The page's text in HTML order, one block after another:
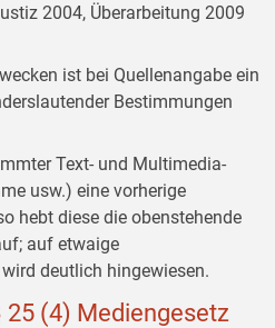
2004, Überarbeitung 2009
ist bei Quellenangabe ein
Bestimmungen
Text- und Multimedia-
usw.) eine vorherige
hebt diese die obenstehende
auf etwaige
deutlich hingewiesen.
(4) Mediengesetz